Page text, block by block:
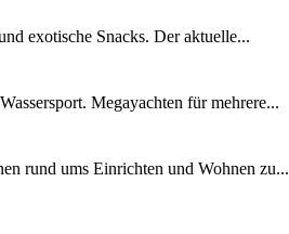
exotische Snacks. Der aktuelle...
Megayachten für mehrere...
rund ums Einrichten und Wohnen zu...